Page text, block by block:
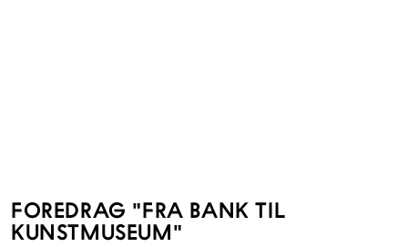
FOREDRAG "FRA BANK TIL
KUNSTMUSEUM"